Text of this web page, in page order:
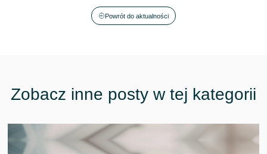
Powrót do aktualności
Zobacz inne posty w tej kategorii